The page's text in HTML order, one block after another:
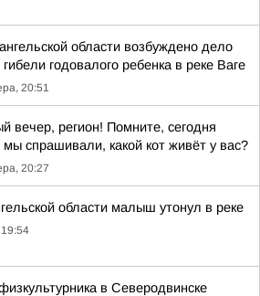
области возбуждено дело
гибели годовалого ребенка в реке Ваге
20:51
вечер, регион! Помните, сегодня
мы спрашивали, какой кот живёт у вас?
20:27
области малыш утонул в реке
в Северодвинске